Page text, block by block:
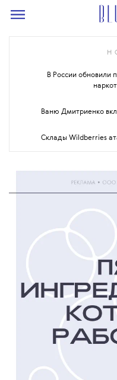
В России обновили
Ваню Дмитриенко
Склады Wildberries